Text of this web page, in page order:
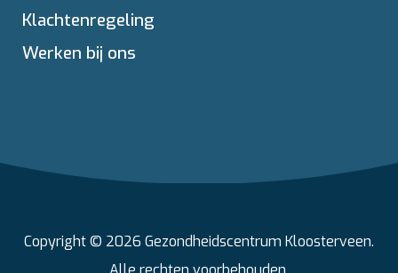
Klachtenregeling
Werken bij ons
Copyright © 2026 Gezondheidscentrum Kloosterveen.